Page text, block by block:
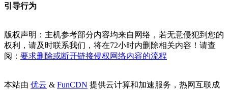
引导行为
版权声明：主机参考部分内容均来自网络，若无意侵犯到您的
权利，请及时联系我们，将在72小时内删除相关内容！请查
阅： 要求删除或断开链接侵权网络内容的流程
本站由 优云 & FunCDN 提供云计算和加速服务，热网互联成